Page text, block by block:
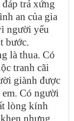
trả xứng
an của gia
người yếu
bước.
là thua. Có
tranh cãi
giành được
em. Có người
lòng kính